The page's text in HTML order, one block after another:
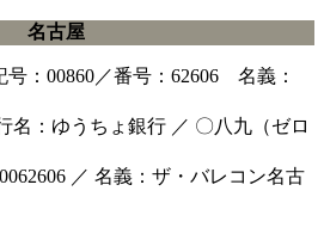
名古屋
号：00860／番号：62606 名義：
名：ゆうちょ銀行 ／ 〇八九（ゼロ
／ 名義：ザ・バレコン名古